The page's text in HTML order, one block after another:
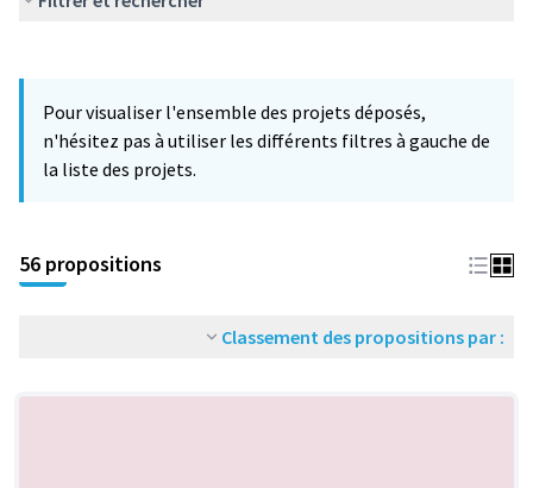
−
Pour visualiser l'ensemble des projets déposés,
n'hésitez pas à utiliser les différents filtres à gauche de
la liste des projets.
56 propositions
Classement des propositions par :